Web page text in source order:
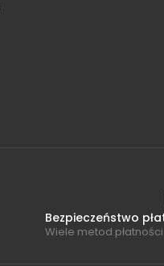
Bezpieczeństwo
Wiele metod